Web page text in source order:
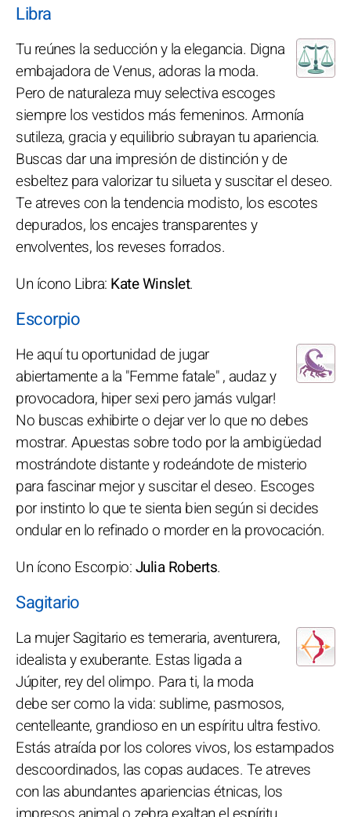
Libra
Tu reúnes la seducción y la elegancia. Digna
embajadora de Venus, adoras la moda.
Pero de naturaleza muy selectiva escoges
siempre los vestidos más femeninos. Armonía
sutileza, gracia y equilibrio subrayan tu apariencia.
Buscas dar una impresión de distinción y de
esbeltez para valorizar tu silueta y suscitar el deseo.
Te atreves con la tendencia modisto, los escotes
depurados, los encajes transparentes y
envolventes, los reveses forrados.
Un ícono Libra: Kate Winslet.
Escorpio
He aquí tu oportunidad de jugar
abiertamente a la "Femme fatale" , audaz y
provocadora, hiper sexi pero jamás vulgar!
No buscas exhibirte o dejar ver lo que no debes
mostrar. Apuestas sobre todo por la ambigüedad
mostrándote distante y rodeándote de misterio
para fascinar mejor y suscitar el deseo. Escoges
por instinto lo que te sienta bien según si decides
ondular en lo refinado o morder en la provocación.
Un ícono Escorpio:Julia Roberts.
Sagitario
La mujer Sagitario es temeraria, aventurera,
idealista y exuberante. Estas ligada a
Júpiter, rey del olimpo. Para ti, la moda
debe ser como la vida: sublime, pasmosos,
centelleante, grandioso en un espíritu ultra festivo.
Estás atraída por los colores vivos, los estampados
descoordinados, las copas audaces. Te atreves
con las abundantes apariencias étnicas, los